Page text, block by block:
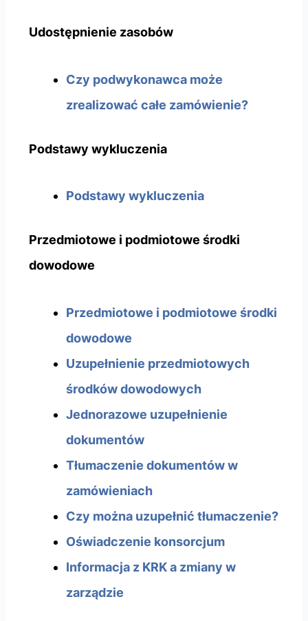
Udostępnienie zasobów
Czy podwykonawca może
zrealizować całe zamówienie?
Podstawy wykluczenia
Podstawy wykluczenia
Przedmiotowe i podmiotowe środki
dowodowe
Przedmiotowe i podmiotowe środki
dowodowe
Uzupełnienie przedmiotowych
środków dowodowych
Jednorazowe uzupełnienie
dokumentów
Tłumaczenie dokumentów w
zamówieniach
Czy można uzupełnić tłumaczenie?
Oświadczenie konsorcjum
Informacja z KRK a zmiany w
zarządzie